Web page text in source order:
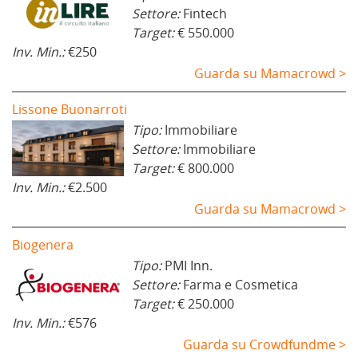
Settore:Fintech
Target:€ 550.000
Inv. Min.:€250
Guarda su Mamacrowd >
Lissone Buonarroti
Tipo:Immobiliare
Settore:Immobiliare
Target:€ 800.000
Inv. Min.:€2.500
Guarda su Mamacrowd >
Biogenera
Tipo:PMI Inn.
Settore:Farma e Cosmetica
Target:€ 250.000
Inv. Min.:€576
Guarda su Crowdfundme >